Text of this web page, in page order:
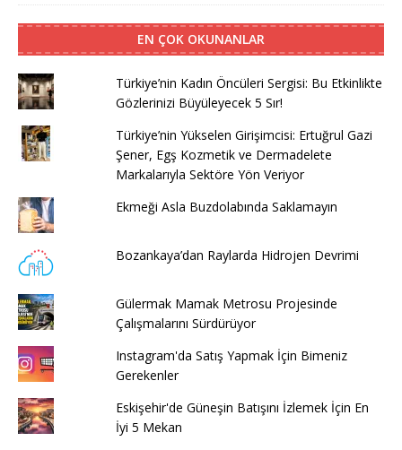
EN ÇOK OKUNANLAR
Türkiye’nin Kadın Öncüleri Sergisi: Bu Etkinlikte
Gözlerinizi Büyüleyecek 5 Sır!
Türkiye’nin Yükselen Girişimcisi: Ertuğrul Gazi
Şener, Egş Kozmetik ve Dermadelete
Markalarıyla Sektöre Yön Veriyor
Ekmeği Asla Buzdolabında Saklamayın
Bozankaya’dan Raylarda Hidrojen Devrimi
Gülermak Mamak Metrosu Projesinde
Çalışmalarını Sürdürüyor
Instagram'da Satış Yapmak İçin Bimeniz
Gerekenler
Eskişehir'de Güneşin Batışını İzlemek İçin En
İyi 5 Mekan